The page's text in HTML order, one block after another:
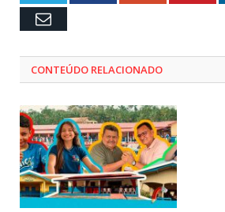
Email
CONTEÚDO RELACIONADO